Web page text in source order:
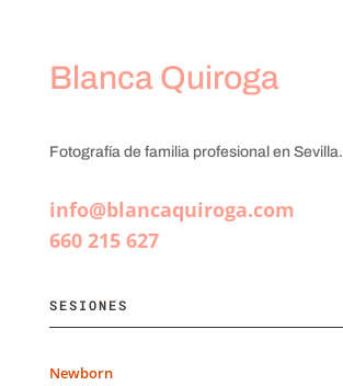
Blanca Quiroga
Fotografía de familia profesional en Sevilla.
info@blancaquiroga.com
660 215 627
SESIONES
Newborn